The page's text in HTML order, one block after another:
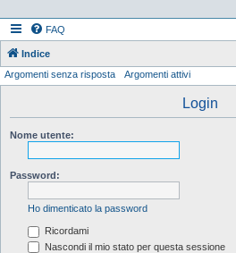
FAQ
Indice
Argomenti senza risposta Argomenti attivi
Login
Nome utente:
Password:
Ho dimenticato la password
Ricordami
Nascondi il mio stato per questa sessione